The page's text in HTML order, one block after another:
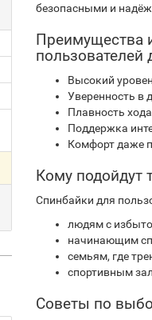
безопасными и
Преимущества
пользователей
Высокий
Уверенность в
Плавность
Поддержка
Комфорт даже
Кому подойдут
Спинбайки для
людям с
начинающим
семьям, где
спортивным
Советы по